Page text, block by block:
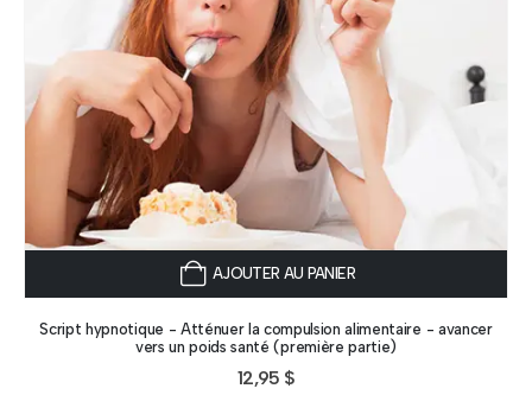
AJOUTER AU PANIER
Script hypnotique - Atténuer la compulsion alimentaire - avancer
vers un poids santé (première partie)
12,95 $